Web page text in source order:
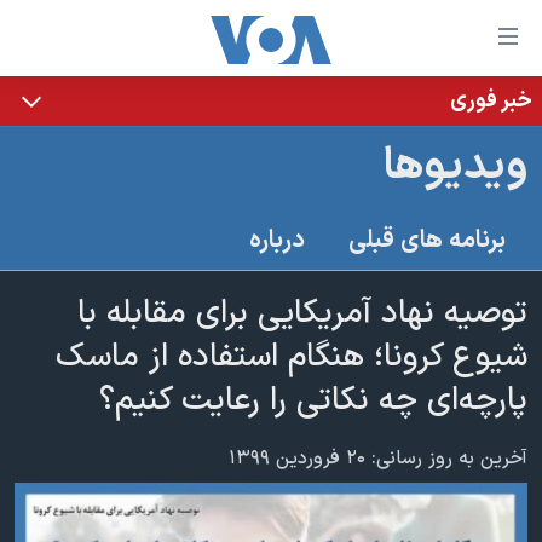
لینکهای
قابل
دسترسی
به
اصلی
جهش
به
صفحه
اصلی
جهش
جستجو
خانه
نسخه سبک وب‌سایت
ایران
آمریکا
جهان
ورزشی
برنامه های تلویزیونی
جدول برنامه ها
صفحه‌های ویژه
جام جهانی ۲۰۲۶
بایگانی برنامه‌های تلویزیونی
فرکانس‌های صدای آمریکا
یادگیری زبان انگلیسی
خبر فوری
ويديوها
برنامه های قبلی درباره
توصیه نهاد آمریکایی برای مقابله با
شیوع کرونا؛ هنگام استفاده از ماسک
پارچه‌ای چه نکاتی را رعایت کنیم؟
آخرین به روز رسانی: ۲۰ فروردین ۱۳۹۹